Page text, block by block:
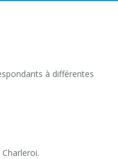
à différentes